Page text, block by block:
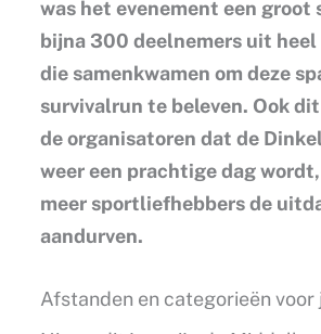
was het evenement een groot
bijna 300 deelnemers uit
die samenkwamen om deze
survivalrun te beleven. Ook
de organisatoren dat de
weer een prachtige dag
meer sportliefhebbers de
aandurven.
Afstanden en categorieën voor